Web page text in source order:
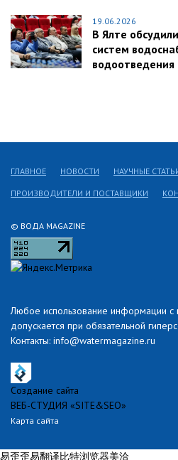
19.06.2026
В Ялте
систем
© ВОДА MAGAZINE
Любое использование информации с
допускается при обязательной
Контакты: info@watermagazine.ru
ГЛАВНОЕ НОВОСТИ НАУЧНЫЕ
ПРОИЗВОДИТЕЛИ И ПОСТАВЩИКИ
Создание сайта
ВЕБ-СТУДИЯ «SITE&SEO»
Карта сайта
易歪歪易翻译比特浏览器美洽